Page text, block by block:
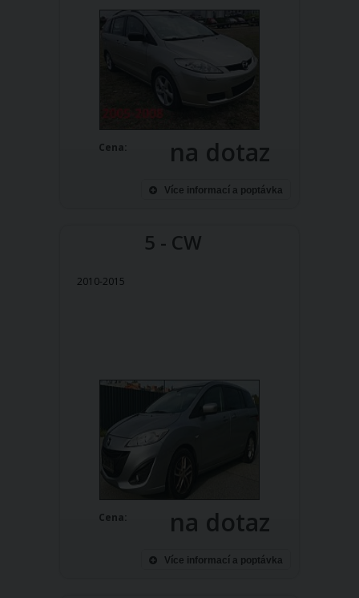
Cena: na dotaz
Více informací a poptávka
5 - CW
2010-2015
Cena: na dotaz
Více informací a poptávka